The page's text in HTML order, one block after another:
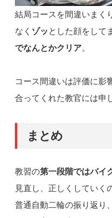
結局コースを間違いまく
なく ゾッとした顔をして
でなんとかクリア。
コース間違いは評価に影
合ってくれた教官には申
まとめ
教習の第一段階ではバイ
見直し、正しくしていく
普通自動二輪の振り返り